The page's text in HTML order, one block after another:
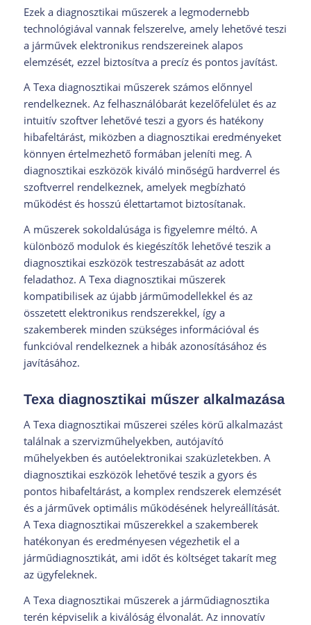
Ezek a diagnosztikai műszerek a legmodernebb
technológiával vannak felszerelve, amely lehetővé teszi
a járművek elektronikus rendszereinek alapos
elemzését, ezzel biztosítva a precíz és pontos javítást.
A Texa diagnosztikai műszerek számos előnnyel
rendelkeznek. Az felhasználóbarát kezelőfelület és az
intuitív szoftver lehetővé teszi a gyors és hatékony
hibafeltárást, miközben a diagnosztikai eredményeket
könnyen értelmezhető formában jeleníti meg. A
diagnosztikai eszközök kiváló minőségű hardverrel és
szoftverrel rendelkeznek, amelyek megbízható
működést és hosszú élettartamot biztosítanak.
A műszerek sokoldalúsága is figyelemre méltó. A
különböző modulok és kiegészítők lehetővé teszik a
diagnosztikai eszközök testreszabását az adott
feladathoz. A Texa diagnosztikai műszerek
kompatibilisek az újabb járműmodellekkel és az
összetett elektronikus rendszerekkel, így a
szakemberek minden szükséges információval és
funkcióval rendelkeznek a hibák azonosításához és
javításához.
Texa diagnosztikai műszer alkalmazása
A Texa diagnosztikai műszerei széles körű alkalmazást
találnak a szervizműhelyekben, autójavító
műhelyekben és autóelektronikai szaküzletekben. A
diagnosztikai eszközök lehetővé teszik a gyors és
pontos hibafeltárást, a komplex rendszerek elemzését
és a járművek optimális működésének helyreállítását.
A Texa diagnosztikai műszerekkel a szakemberek
hatékonyan és eredményesen végezhetik el a
járműdiagnosztikát, ami időt és költséget takarít meg
az ügyfeleknek.
A Texa diagnosztikai műszerek a járműdiagnosztika
terén képviselik a kiválóság élvonalát. Az innovatív